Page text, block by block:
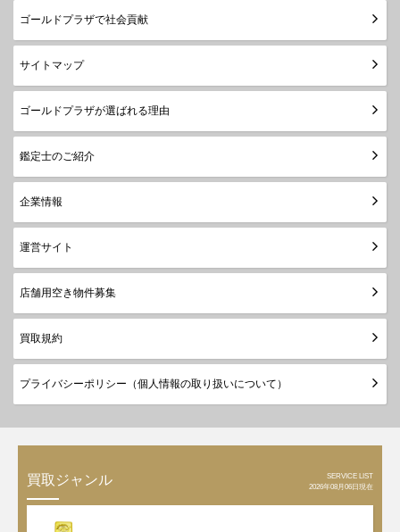
ゴールドプラザで社会貢献
サイトマップ
ゴールドプラザが選ばれる理由
鑑定士のご紹介
企業情報
運営サイト
店舗用空き物件募集
買取規約
プライバシーポリシー（個人情報の取り扱いについて）
買取ジャンル
SERVICE LIST
2026年08月06日現在